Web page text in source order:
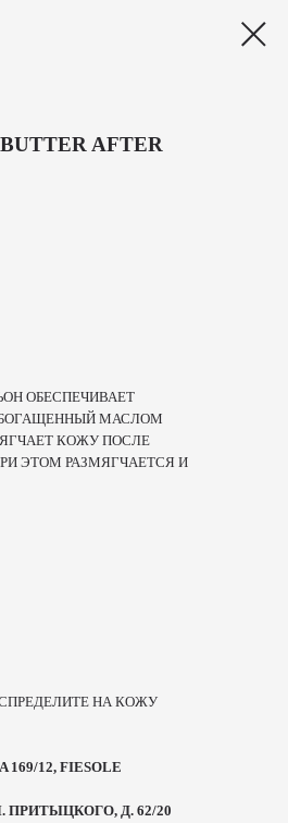
AFTER
ОБЕСПЕЧИВАЕТ
МАСЛОМ
КОЖУ ПОСЛЕ
ЭТОМ РАЗМЯГЧАЕТСЯ И
НА КОЖУ
12, FIESOLE
Д. 62/20